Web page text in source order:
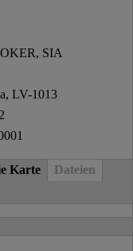
SIA
LV-1013
Karte
Dateien